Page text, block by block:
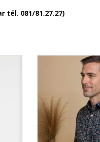
tél. 081/81.27.27)